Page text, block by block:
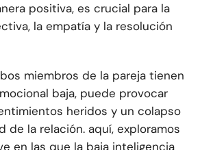
positiva, es crucial para la
la empatía y la resolución
miembros de la pareja tienen
baja, puede provocar
heridos y un colapso
de la relación. aquí, exploramos
en las que la baja inteligencia